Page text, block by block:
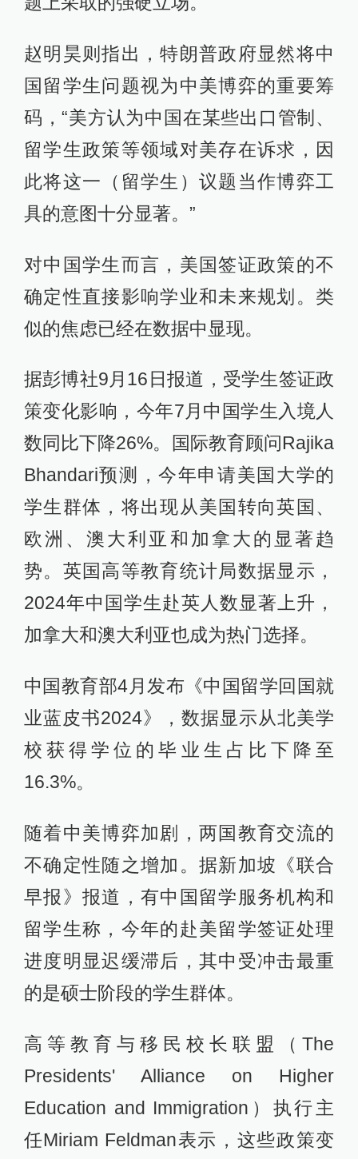
赵明昊则指出，特朗普政府显然将中
国留学生问题视为中美博弈的重要筹
码，“美方认为中国在某些出口管制、
留学生政策等领域对美存在诉求，因
此将这一（留学生）议题当作博弈工
具的意图十分显著。”
对中国学生而言，美国签证政策的不
确定性直接影响学业和未来规划。类
似的焦虑已经在数据中显现。
据彭博社9月16日报道，受学生签证政
策变化影响，今年7月中国学生入境人
数同比下降26%。国际教育顾问Rajika
Bhandari预测，今年申请美国大学的
学生群体，将出现从美国转向英国、
欧洲、澳大利亚和加拿大的显著趋
势。英国高等教育统计局数据显示，
2024年中国学生赴英人数显著上升，
加拿大和澳大利亚也成为热门选择。
中国教育部4月发布《中国留学回国就
业蓝皮书2024》，数据显示从北美学
校获得学位的毕业生占比下降至
16.3%。
随着中美博弈加剧，两国教育交流的
不确定性随之增加。据新加坡《联合
早报》报道，有中国留学服务机构和
留学生称，今年的赴美留学签证处理
进度明显迟缓滞后，其中受冲击最重
的是硕士阶段的学生群体。
高等教育与移民校长联盟（The
Presidents' Alliance on Higher
Education and Immigration）执行主
任Miriam Feldman表示，这些政策变